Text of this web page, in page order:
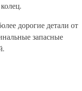
дорогие детали от
запасные